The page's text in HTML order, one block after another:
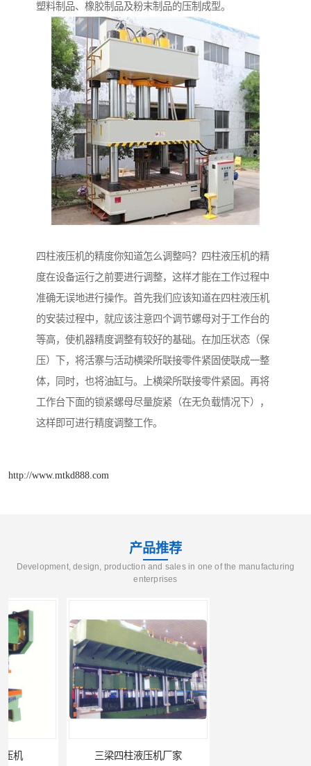
塑料制品、橡胶制品及粉末制品的压制成型。
四柱液压机的精度你知道怎么调整吗？四柱液压机的精
度在设备运行之前要进行调整，这样才能在工作过程中
准确无误地进行操作。首先我们应该知道在四柱液压机
的安装过程中，就应该注意四个调节螺母对于工作台的
等高，使机器精度调整有较好的基础。在加压状态（保
压）下，将活寨与活动横梁所联接零件紧固使联成一整
体，同时，也将油缸与。上横梁所联接零件紧固。再将
工作台下面的锁紧螺母尽量旋紧（在无负载情况下），
这样即可进行精度调整工作。
http://www.mtkd888.com
产品推荐
Development, design, production and sales in one of the manufacturing
enterprises
三梁四柱液压机厂家